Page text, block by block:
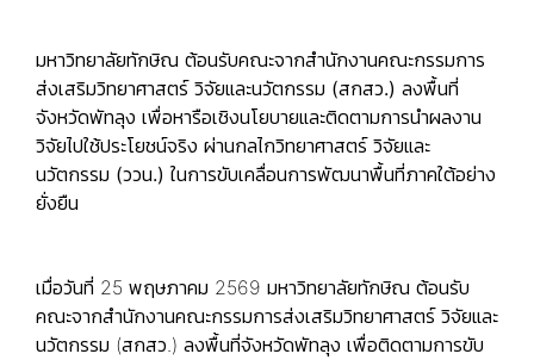
มหาวิทยาลัยทักษิณ ต้อนรับคณะจากสำนักงานคณะกรรมการ
ส่งเสริมวิทยาศาสตร์ วิจัยและนวัตกรรม (สกสว.) ลงพื้นที่
จังหวัดพัทลุง เพื่อหารือเชิงนโยบายและติดตามการนำผลงาน
วิจัยไปใช้ประโยชน์จริง ผ่านกลไกวิทยาศาสตร์ วิจัยและ
นวัตกรรม (ววน.) ในการขับเคลื่อนการพัฒนาพื้นที่ภาคใต้อย่าง
ยั่งยืน
เมื่อวันที่ 25 พฤษภาคม 2569 มหาวิทยาลัยทักษิณ ต้อนรับ
คณะจากสำนักงานคณะกรรมการส่งเสริมวิทยาศาสตร์ วิจัยและ
นวัตกรรม (สกสว.) ลงพื้นที่จังหวัดพัทลุง เพื่อติดตามการขับ